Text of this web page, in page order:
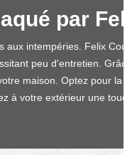
par
intempéries. Felix
peu d'entretien.
maison. Optez pour la
à votre extérieur une